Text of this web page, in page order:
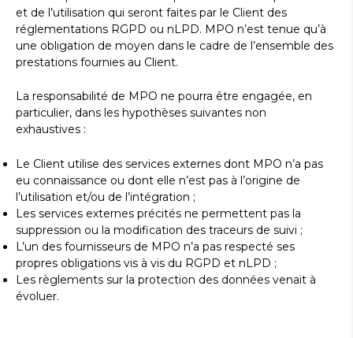
et de l’utilisation qui seront faites par le Client des
réglementations RGPD ou nLPD. MPO n’est tenue qu’à
une obligation de moyen dans le cadre de l’ensemble des
prestations fournies au Client.
La responsabilité de MPO ne pourra être engagée, en
particulier, dans les hypothèses suivantes non
exhaustives :
Le Client utilise des services externes dont MPO n’a pas
eu connaissance ou dont elle n’est pas à l’origine de
l’utilisation et/ou de l’intégration ;
Les services externes précités ne permettent pas la
suppression ou la modification des traceurs de suivi ;
L’un des fournisseurs de MPO n’a pas respecté ses
propres obligations vis à vis du RGPD et nLPD ;
Les règlements sur la protection des données venait à
évoluer.